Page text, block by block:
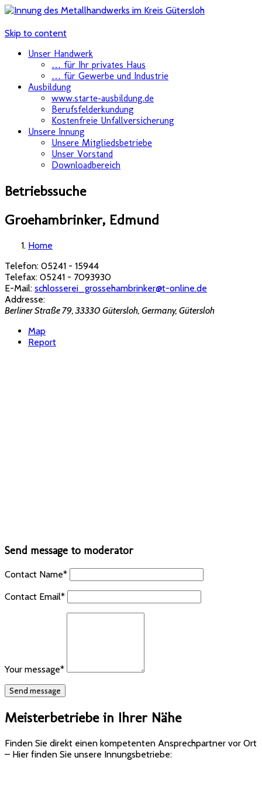
Skip to content
Unser Handwerk
… für Ihr privates Haus
… für Gewerbe und Industrie
Ausbildung
www.starte-ausbildung.de
Berufsfelderkundung
Kostenfreie Unfallversicherung
Unsere Innung
Unsere Mitgliedsbetriebe
Unser Vorstand
Downloadbereich
Betriebssuche
Groehambrinker, Edmund
Home
Telefon: 05241 - 15944
Telefax: 05241 - 7093930
E-Mail: schlosserei_grossehambrinker@t-online.de
Addresse:
Berliner Straße 79, 33330 Gütersloh, Germany, Gütersloh
Map
Report
Send message to moderator
Contact Name*
Contact Email*
Your message*
Meisterbetriebe in Ihrer Nähe
Finden Sie direkt einen kompetenten Ansprechpartner vor Ort
– Hier finden Sie unsere Innungsbetriebe: